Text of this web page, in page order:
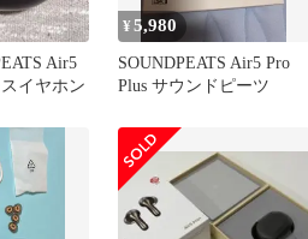
Air5
イヤホン
¥5,980
SOUNDPEATS Air5 Pro
Plus サウンドピーツ